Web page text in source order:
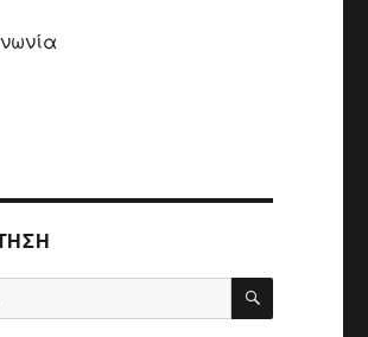
SEARCH